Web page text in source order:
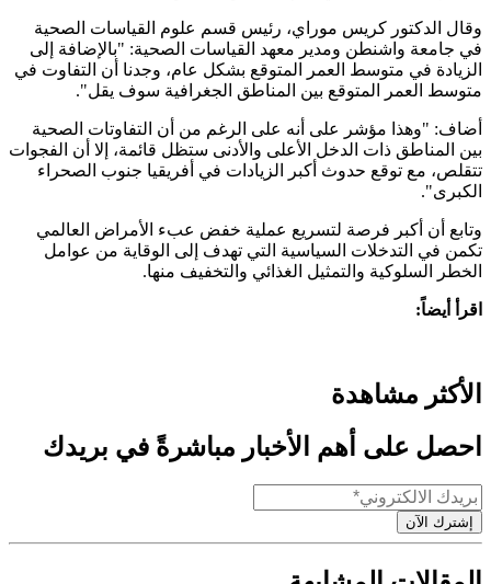
وقال الدكتور كريس موراي، رئيس قسم علوم القياسات الصحية
في جامعة واشنطن ومدير معهد القياسات الصحية: "بالإضافة إلى
الزيادة في متوسط ​​العمر المتوقع بشكل عام، وجدنا أن التفاوت في
متوسط ​​العمر المتوقع بين المناطق الجغرافية سوف يقل".
أضاف: "وهذا مؤشر على أنه على الرغم من أن التفاوتات الصحية
بين المناطق ذات الدخل الأعلى والأدنى ستظل قائمة، إلا أن الفجوات
تتقلص، مع توقع حدوث أكبر الزيادات في أفريقيا جنوب الصحراء
الكبرى".
وتابع أن أكبر فرصة لتسريع عملية خفض عبء الأمراض العالمي
تكمن في التدخلات السياسية التي تهدف إلى الوقاية من عوامل
الخطر السلوكية والتمثيل الغذائي والتخفيف منها.
اقرأ أيضاً:
الأكثر مشاهدة
احصل على أهم الأخبار مباشرةً في بريدك
إشترك الآن